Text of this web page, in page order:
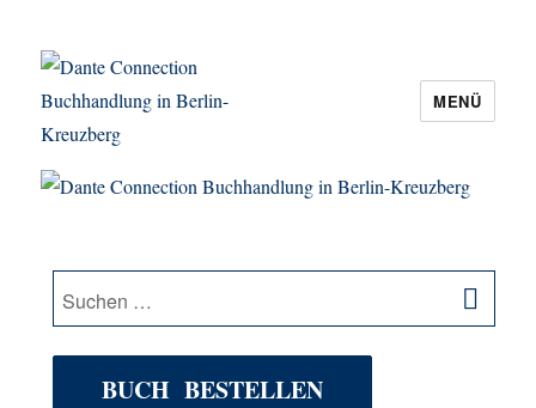
Dante Connection Buchhandlung in
MENÜ
Suche
nach:
BUCH BESTELLEN